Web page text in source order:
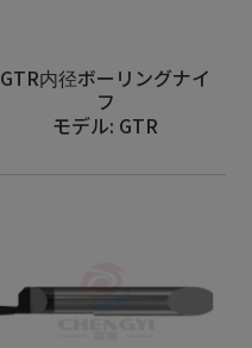
GTR内径ボーリングナイ
フ
モデル: GTR